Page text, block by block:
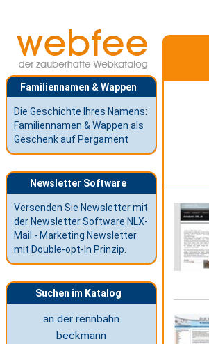
Familiennamen & Wappen
Die Geschichte Ihres Namens:
Familiennamen & Wappen als
Geschenk auf Pergament
Newsletter Software
Versenden Sie Newsletter mit
der Newsletter Software NLX-
Mail - Marketing Newsletter
mit Double-opt-In Prinzip.
Suchen im Katalog
an der rennbahn
beckmann